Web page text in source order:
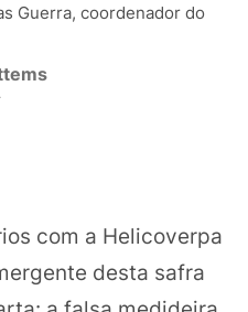
Guerra, coordenador do
com a Helicoverpa
desta safra